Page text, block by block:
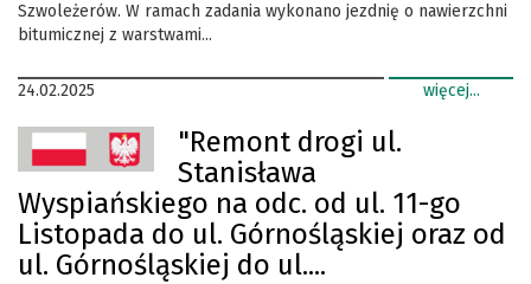
Szwoleżerów. W ramach zadania wykonano jezdnię o nawierzchni
bitumicznej z warstwami...
24.02.2025 więcej...
"Remont drogi ul.
Stanisława
Wyspiańskiego na odc. od ul. 11-go
Listopada do ul. Górnośląskiej oraz od
ul. Górnośląskiej do ul....